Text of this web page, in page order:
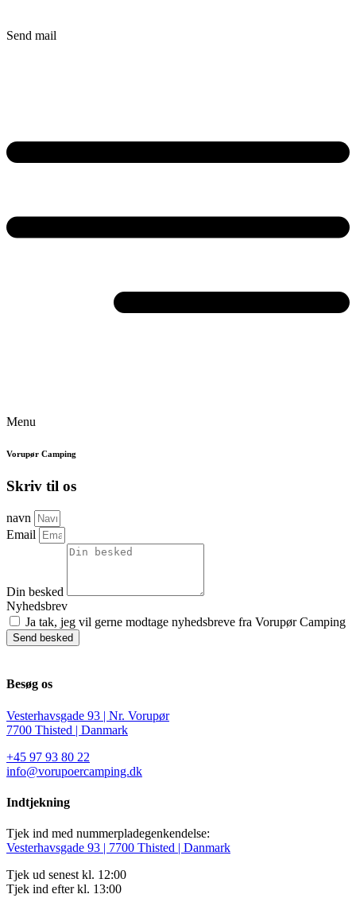
Send mail
Menu
Vorupør Camping
Skriv til os
navn
Email
Din besked
Nyhedsbrev
Ja tak, jeg vil gerne modtage nyhedsbreve fra Vorupør Camping
Send besked
Besøg os
Vesterhavsgade 93 | Nr. Vorupør
7700 Thisted | Danmark
+45 97 93 80 22
info@vorupoercamping.dk
Indtjekning
Tjek ind med nummerpladegenkendelse:
Vesterhavsgade 93 | 7700 Thisted | Danmark
Tjek ud senest kl. 12:00
Tjek ind efter kl. 13:00